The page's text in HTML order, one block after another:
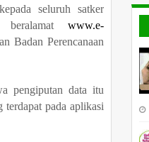
seluruh satker
beralamat www.e-
Badan Perencanaan
pengiputan data itu
pada aplikasi